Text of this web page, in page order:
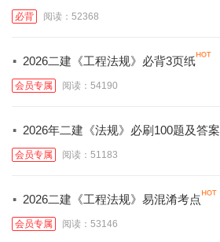
必背 阅读：52368
· 2026二建《工程法规》必背3页纸
会员专属 阅读：54190
· 2026年二建《法规》必刷100题及答案
会员专属 阅读：51183
· 2026二建《工程法规》易混淆考点
会员专属 阅读：53146